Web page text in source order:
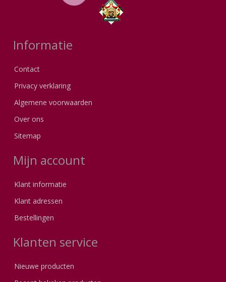
Informatie
Contact
Privacy verklaring
Algemene voorwaarden
Over ons
Sitemap
Mijn account
Klant informatie
Klant adressen
Bestellingen
Klanten service
Nieuwe producten